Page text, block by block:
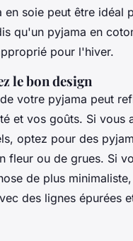
en soie peut être idéal
qu'un pyjama en
pour l'hiver.
le bon design
votre pyjama peut
et vos goûts. Si vous
optez pour des
fleur ou de grues. Si
de plus
des lignes épurées